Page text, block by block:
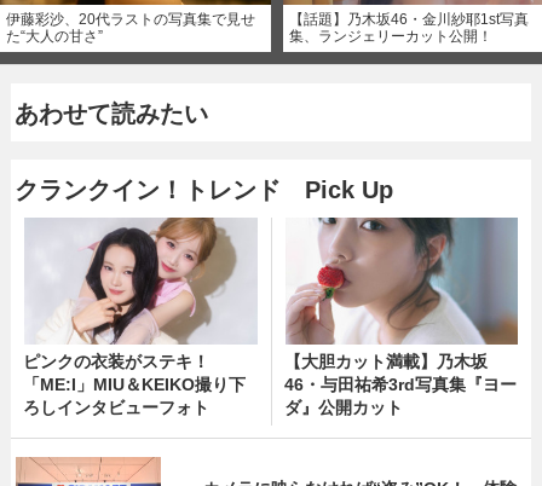
伊藤彩沙、20代ラストの写真集で見せ
た“大人の甘さ”
【話題】乃木坂46・金川紗耶1st写真
集、ランジェリーカット公開！
あわせて読みたい
クランクイン！トレンド Pick Up
ピンクの衣装がステキ！
「ME:I」MIU＆KEIKO撮り下
ろしインタビューフォト
【大胆カット満載】乃木坂
46・与田祐希3rd写真集『ヨー
ダ』公開カット